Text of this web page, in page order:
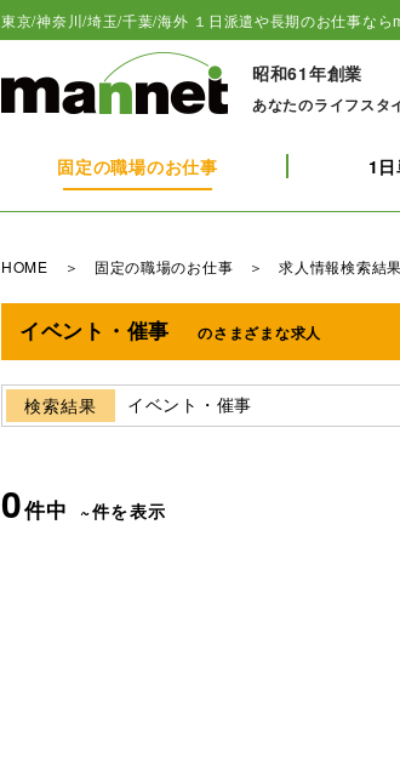
東京/神奈川/埼玉/千葉/海外 １日派遣や長期のお仕事なら
昭和61年創業
あなたのライフスタ
固定の職場のお仕事 1
HOME ＞ 固定の職場のお仕事 ＞ 求人情報検索結果
イベント・催事のさまざまな求人
検索結果 イベント・催事
0件中 ~件を表示